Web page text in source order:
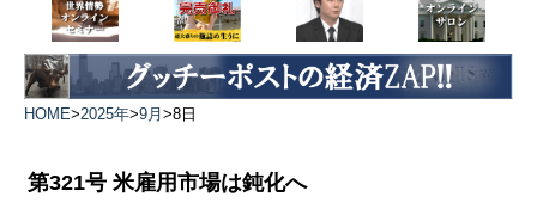
HOME>2025年>9月 >8日
第321号 米雇用市場は鈍化へ